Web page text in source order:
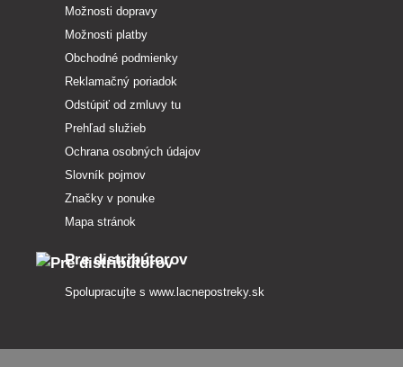
Možnosti dopravy
Možnosti platby
Obchodné podmienky
Reklamačný poriadok
Odstúpiť od zmluvy tu
Prehľad služieb
Ochrana osobných údajov
Slovník pojmov
Značky v ponuke
Mapa stránok
Pre distribútorov
Spolupracujte s www.lacnepostreky.sk